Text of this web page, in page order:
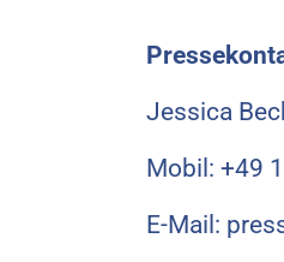
Jessica
Mobil: +49
E-Mail: